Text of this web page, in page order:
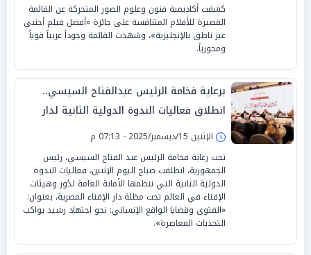
كشفت أكاديمية فنون وعلوم الصور المتحركة عن القائمة
القصيرة للأفلام المتنافسة على جائزة «أفضل فيلم أجنبي
غير ناطق بالإنجليزية»، وشهدت القائمة وجوداً عربياً قوياً
ومحورياً.
برعاية فخامة الرئيس عبدالفتاح السيسي..
انطلاق فعاليات الندوة الدولية الثانية لدار
الإفتاءالإثنين 15/ديسمبر/2025 - 07:13 م
تحت رعاية فخامة الرئيس عبد الفتاح السيسي، رئيس
الجمهورية، انطلقت صباح اليوم الإثنين، فعاليات الندوة
الدولية الثانية التي تنظمها الأمانة العامة لدُور وهيئات
الإفتاء في العالم تحت مظلة دار الإفتاء المصرية، بعنوان:
«الفتوى وقضايا الواقع الإنساني: نحو اجتهاد رشيد يواكب
التحديات المعاصرة».